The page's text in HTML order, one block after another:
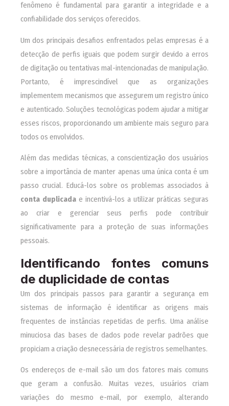
fenômeno é fundamental para garantir a integridade e a
confiabilidade dos serviços oferecidos.
Um dos principais desafios enfrentados pelas empresas é a
detecção de perfis iguais que podem surgir devido a erros
de digitação ou tentativas mal-intencionadas de manipulação.
Portanto, é imprescindível que as organizações
implementem mecanismos que assegurem um registro único
e autenticado. Soluções tecnológicas podem ajudar a mitigar
esses riscos, proporcionando um ambiente mais seguro para
todos os envolvidos.
Além das medidas técnicas, a conscientização dos usuários
sobre a importância de manter apenas uma única conta é um
passo crucial. Educá-los sobre os problemas associados à
conta duplicada e incentivá-los a utilizar práticas seguras
ao criar e gerenciar seus perfis pode contribuir
significativamente para a proteção de suas informações
pessoais.
Identificando fontes comuns
de duplicidade de contas
Um dos principais passos para garantir a segurança em
sistemas de informação é identificar as origens mais
frequentes de instâncias repetidas de perfis. Uma análise
minuciosa das bases de dados pode revelar padrões que
propiciam a criação desnecessária de registros semelhantes.
Os endereços de e-mail são um dos fatores mais comuns
que geram a confusão. Muitas vezes, usuários criam
variações do mesmo e-mail, por exemplo, alterando